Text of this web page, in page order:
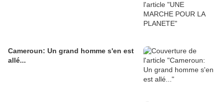
Cameroun: Un grand homme s'en est
allé...